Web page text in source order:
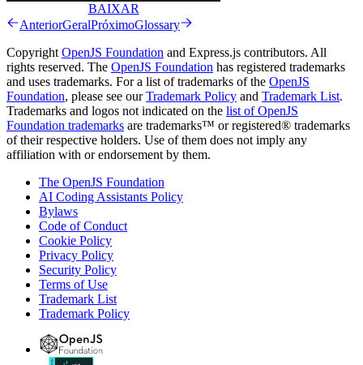
BAIXAR
AnteriorGeralPróximoGlossary
Copyright OpenJS Foundation and Express.js contributors. All
rights reserved. The OpenJS Foundation has registered trademarks
and uses trademarks. For a list of trademarks of the OpenJS
Foundation, please see ourTrademark Policy and Trademark List.
Trademarks and logos not indicated on the list of OpenJS
Foundation trademarks are trademarks™ or registered® trademarks
of their respective holders. Use of them does not imply any
affiliation with or endorsement by them.
The OpenJS Foundation
AI Coding Assistants Policy
Bylaws
Code of Conduct
Cookie Policy
Privacy Policy
Security Policy
Terms of Use
Trademark List
Trademark Policy